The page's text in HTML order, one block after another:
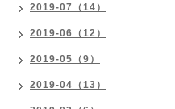
2019-07（14）
2019-06（12）
2019-05（9）
2019-04（13）